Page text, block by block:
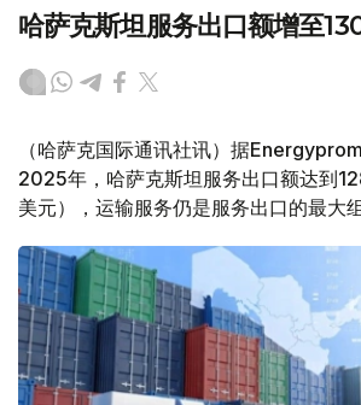
哈萨克斯坦服务出口额增至
（哈萨克国际通讯社讯）据
2025年，哈萨克斯坦服务出口额达到
美元），运输服务仍是服务出口的最大